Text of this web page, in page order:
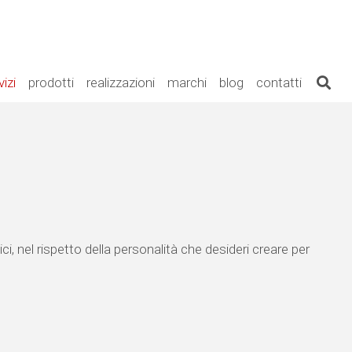
prodotti realizzazioni marchi blog contatti
nel rispetto della personalità che desideri creare per